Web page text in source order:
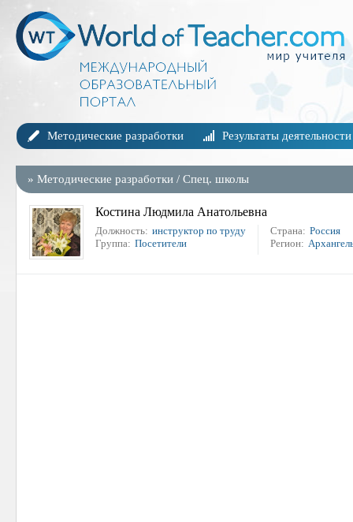
Методические разработки Результаты деятельности
» Методические разработки / Спец. школы
Костина Людмила Анатольевна
Должность: инструктор по труду
Группа: Посетители
Страна: Россия
Регион: